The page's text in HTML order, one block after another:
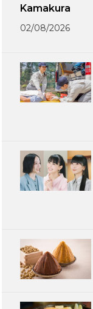
Kamakura
02/08/2026